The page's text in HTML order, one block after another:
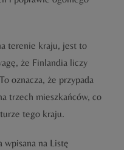
terenie kraju, jest to
że Finlandia liczy
oznacza, że przypada
trzech mieszkańców, co
tego kraju.
wpisana na Listę